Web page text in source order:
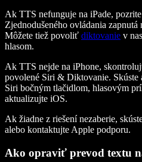
Ak TTS nefunguje na iPade,
Zjednodušeného ovládania
Môžete tiež povoliť diktovanie v
hlasom.
Ak TTS nejde na iPhone,
povolené Siri & Diktovanie. Skúste
Siri bočným tlačidlom, hlasovým
aktualizujte iOS.
Ak žiadne z riešení nezaberie,
alebo kontaktujte Apple podporu.
Ako opraviť prevod textu